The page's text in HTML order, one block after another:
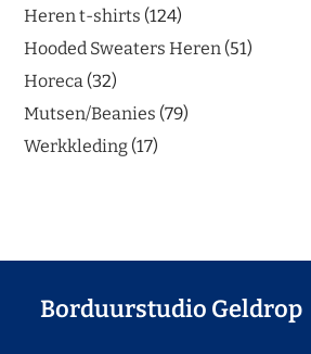
Heren t-shirts 124
Hooded Sweaters Heren 51
Horeca 32
Mutsen/Beanies 79
Werkkleding 17
Borduurstudio Geldrop